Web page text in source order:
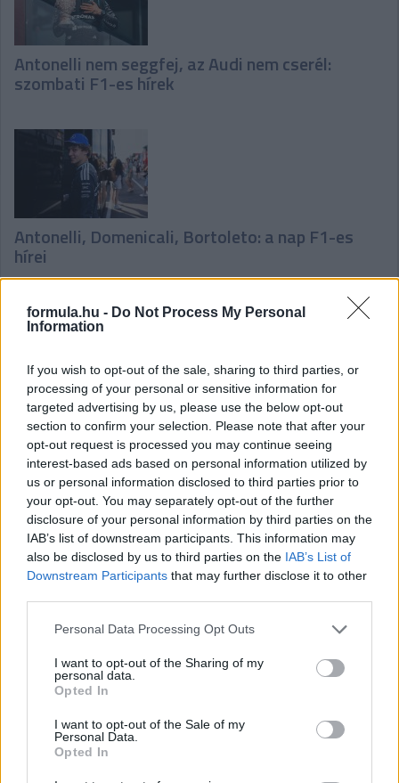
formula.hu - Do Not Process My Personal
Information
If you wish to opt-out of the sale, sharing to third parties, or
processing of your personal or sensitive information for
targeted advertising by us, please use the below opt-out
section to confirm your selection. Please note that after your
opt-out request is processed you may continue seeing
interest-based ads based on personal information utilized by
us or personal information disclosed to third parties prior to
your opt-out. You may separately opt-out of the further
disclosure of your personal information by third parties on the
IAB’s list of downstream participants. This information may
also be disclosed by us to third parties on the IAB’s List of
Downstream Participants that may further disclose it to other
Please note that this website/app uses one or more Google
not limited to your visit or usage behaviour. You may click to
grant or deny consent to Google and its third-party tags to
use your data for below specified purposes in below Google
consent section.
Personal Data Processing Opt Outs
I want to opt-out of the Sharing of my
personal data.
Opted In
I want to opt-out of the Sale of my
Personal Data.
Opted In
Antonelli nem seggfej, az Audi nem cserél:
szombati F1-es hírek
Antonelli, Domenicali, Bortoleto: a nap F1-es
hírei
legfrissebb adását!
Kövess minket a Facebookon